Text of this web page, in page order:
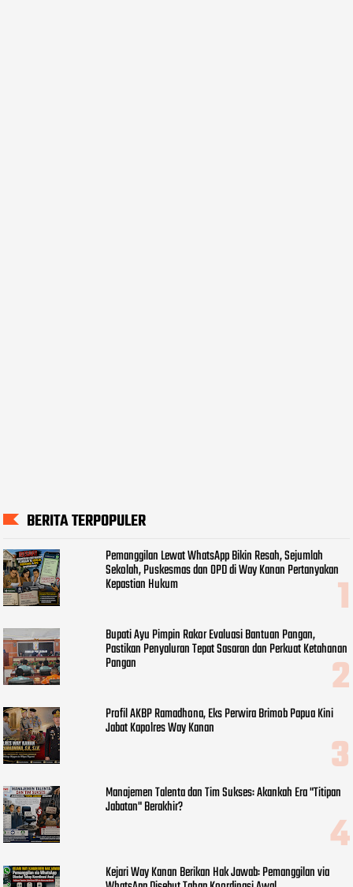
BERITA TERPOPULER
Pemanggilan Lewat WhatsApp Bikin Resah, Sejumlah
Sekolah, Puskesmas dan OPD di Way Kanan Pertanyakan
Kepastian Hukum
Bupati Ayu Pimpin Rakor Evaluasi Bantuan Pangan,
Pastikan Penyaluran Tepat Sasaran dan Perkuat Ketahanan
Pangan
Profil AKBP Ramadhona, Eks Perwira Brimob Papua Kini
Jabat Kapolres Way Kanan
Manajemen Talenta dan Tim Sukses: Akankah Era "Titipan
Jabatan" Berakhir?
Kejari Way Kanan Berikan Hak Jawab: Pemanggilan via